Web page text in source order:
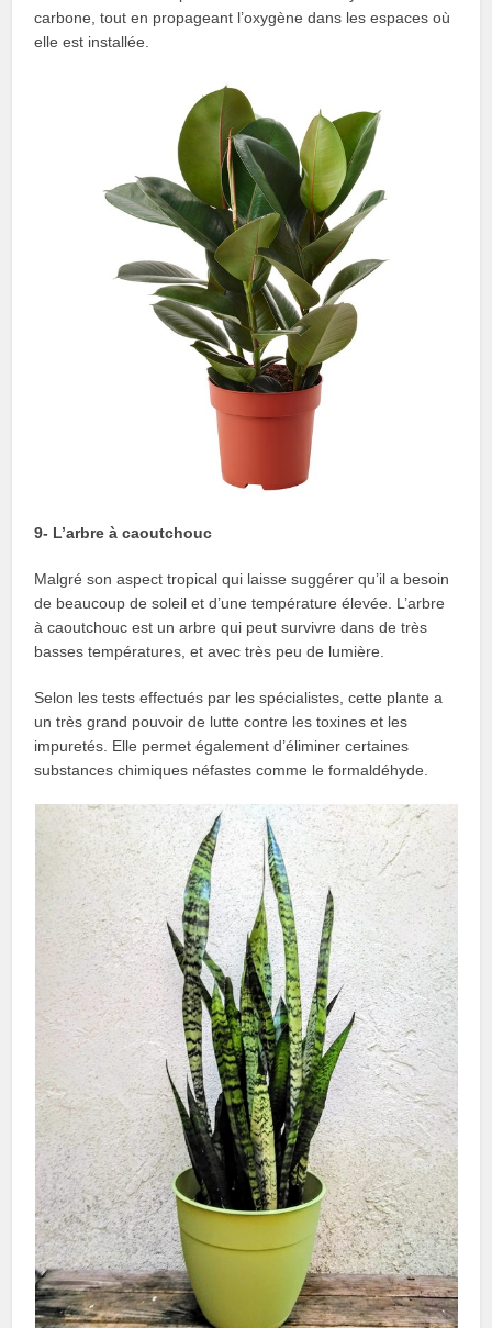
carbone, tout en propageant l’oxygène dans les espaces où
elle est installée.
9- L’arbre à caoutchouc
Malgré son aspect tropical qui laisse suggérer qu’il a besoin
de beaucoup de soleil et d’une température élevée. L’arbre
à caoutchouc est un arbre qui peut survivre dans de très
basses températures, et avec très peu de lumière.
Selon les tests effectués par les spécialistes, cette plante a
un très grand pouvoir de lutte contre les toxines et les
impuretés. Elle permet également d’éliminer certaines
substances chimiques néfastes comme le formaldéhyde.